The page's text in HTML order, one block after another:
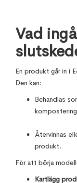
Vad
En produkt går in i
Den kan:
Behandlas
Återvinnas
produkt.
För att börja
Kartlägg